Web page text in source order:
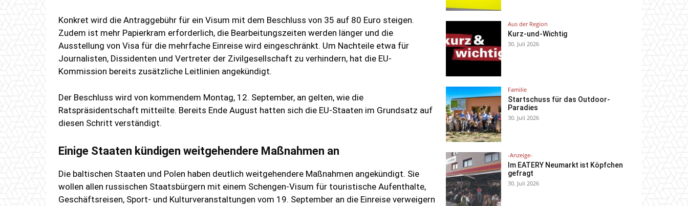
Konkret wird die Antraggebühr für ein Visum mit dem Beschluss von 35 auf 80 Euro steigen.
Zudem ist mehr Papierkram erforderlich, die Bearbeitungszeiten werden länger und die
Ausstellung von Visa für die mehrfache Einreise wird eingeschränkt. Um Nachteile etwa für
Journalisten, Dissidenten und Vertreter der Zivilgesellschaft zu verhindern, hat die EU-
Kommission bereits zusätzliche Leitlinien angekündigt.
Der Beschluss wird von kommendem Montag, 12. September, an gelten, wie die
Ratspräsidentschaft mitteilte. Bereits Ende August hatten sich die EU-Staaten im Grundsatz auf
diesen Schritt verständigt.
Einige Staaten kündigen weitgehendere Maßnahmen an
Die baltischen Staaten und Polen haben deutlich weitgehendere Maßnahmen angekündigt. Sie
wollen allen russischen Staatsbürgern mit einem Schengen-Visum für touristische Aufenthalte,
Geschäftsreisen, Sport- und Kulturveranstaltungen vom 19. September an die Einreise verweigern
Aus der Region
Kurz-und-Wichtig
30. Juli 2026
Familie
Startschuss für das Outdoor-
Paradies
30. Juli 2026
-Anzeige-
Im EATERY Neumarkt ist Köpfchen
gefragt
30. Juli 2026